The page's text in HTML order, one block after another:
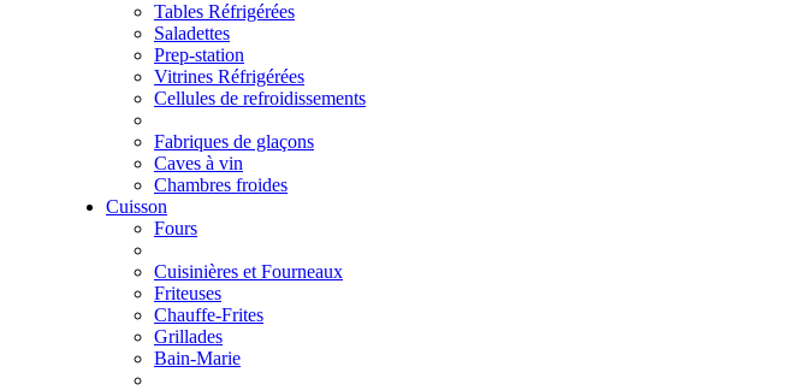
Tables Réfrigérées
Saladettes
Prep-station
Vitrines Réfrigérées
Cellules de refroidissements
Fabriques de glaçons
Caves à vin
Chambres froides
Cuisson
Fours
Cuisinières et Fourneaux
Friteuses
Chauffe-Frites
Grillades
Bain-Marie